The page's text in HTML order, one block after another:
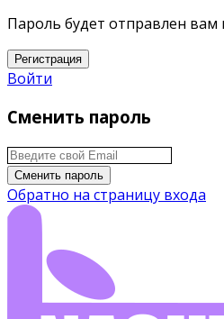
Пароль будет отправлен вам
Регистрация
Войти
Сменить пароль
Сменить пароль
Обратно на страницу входа